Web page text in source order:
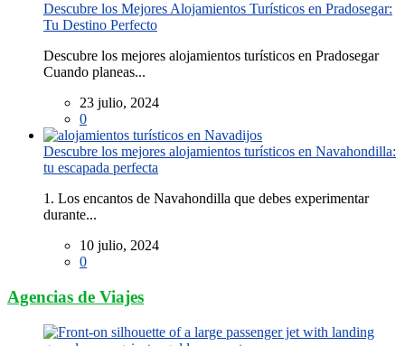
Descubre los Mejores Alojamientos Turísticos en Pradosegar:
Tu Destino Perfecto
Descubre los mejores alojamientos turísticos en Pradosegar
Cuando planeas...
23 julio, 2024
0
Descubre los mejores alojamientos turísticos en Navahondilla:
tu escapada perfecta
1. Los encantos de Navahondilla que debes experimentar
durante...
10 julio, 2024
0
Agencias de Viajes